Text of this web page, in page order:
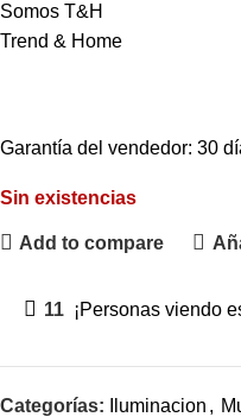
Somos T&H
Trend & Home
Garantía del vendedor: 30
Sin existencias
Add to compare
11 ¡Personas viendo
Categorías: Iluminacion ,